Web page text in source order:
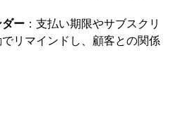
ー ：支払い期限やサブスクリ
リマインドし、顧客との関係